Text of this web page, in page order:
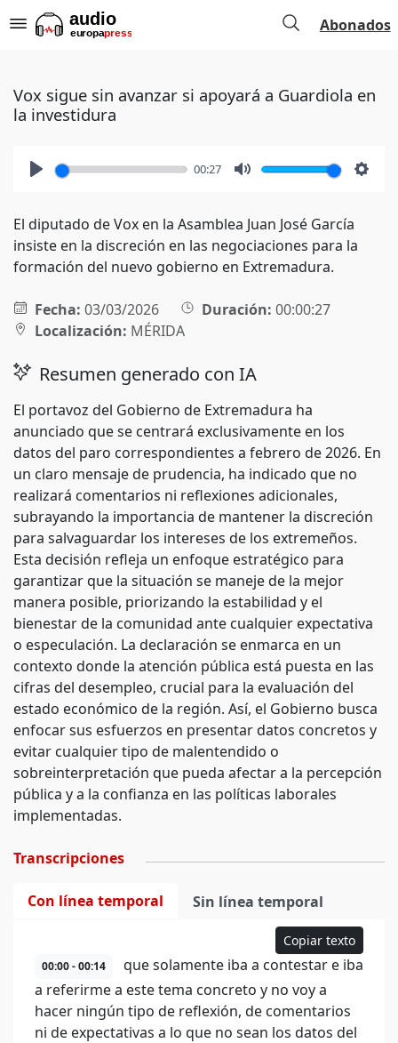
Abonados
Vox sigue sin avanzar si apoyará a Guardiola en
la investidura
00:27
El diputado de Vox en la Asamblea Juan José García
insiste en la discreción en las negociaciones para la
formación del nuevo gobierno en Extremadura.
Fecha: 03/03/2026 Duración: 00:00:27
Localización: MÉRIDA
Resumen generado con IA
El portavoz del Gobierno de Extremadura ha
anunciado que se centrará exclusivamente en los
datos del paro correspondientes a febrero de 2026. En
un claro mensaje de prudencia, ha indicado que no
realizará comentarios ni reflexiones adicionales,
subrayando la importancia de mantener la discreción
para salvaguardar los intereses de los extremeños.
Esta decisión refleja un enfoque estratégico para
garantizar que la situación se maneje de la mejor
manera posible, priorizando la estabilidad y el
bienestar de la comunidad ante cualquier expectativa
o especulación. La declaración se enmarca en un
contexto donde la atención pública está puesta en las
cifras del desempleo, crucial para la evaluación del
estado económico de la región. Así, el Gobierno busca
enfocar sus esfuerzos en presentar datos concretos y
evitar cualquier tipo de malentendido o
sobreinterpretación que pueda afectar a la percepción
pública y a la confianza en las políticas laborales
implementadas.
Transcripciones
Con línea temporal Sin línea temporal
Copiar texto
00:00 - 00:14
que solamente iba a contestar e iba
a referirme a este tema concreto y no voy a
hacer ningún tipo de reflexión, de comentarios
ni de expectativas a lo que no sean los datos del